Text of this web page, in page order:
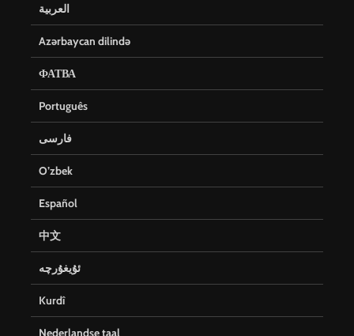
العربية
Azərbaycan dilində
ФАТВА
Português
فارسی
O’zbek
Español
中文
ئۇيغۇرچە
Kurdî
Nederlandse taal